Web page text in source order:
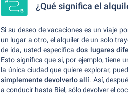
¿Qué significa el
Si su deseo de vacaciones es un viaje
un lugar a otro, el alquiler de un solo
de ida, usted especifica dos lugares
Esto significa que si, por ejemplo, tiene
la única ciudad que quiere explorar,
simplemente devolverlo allí. Así,
a conducir hasta Biel, sólo devolver el